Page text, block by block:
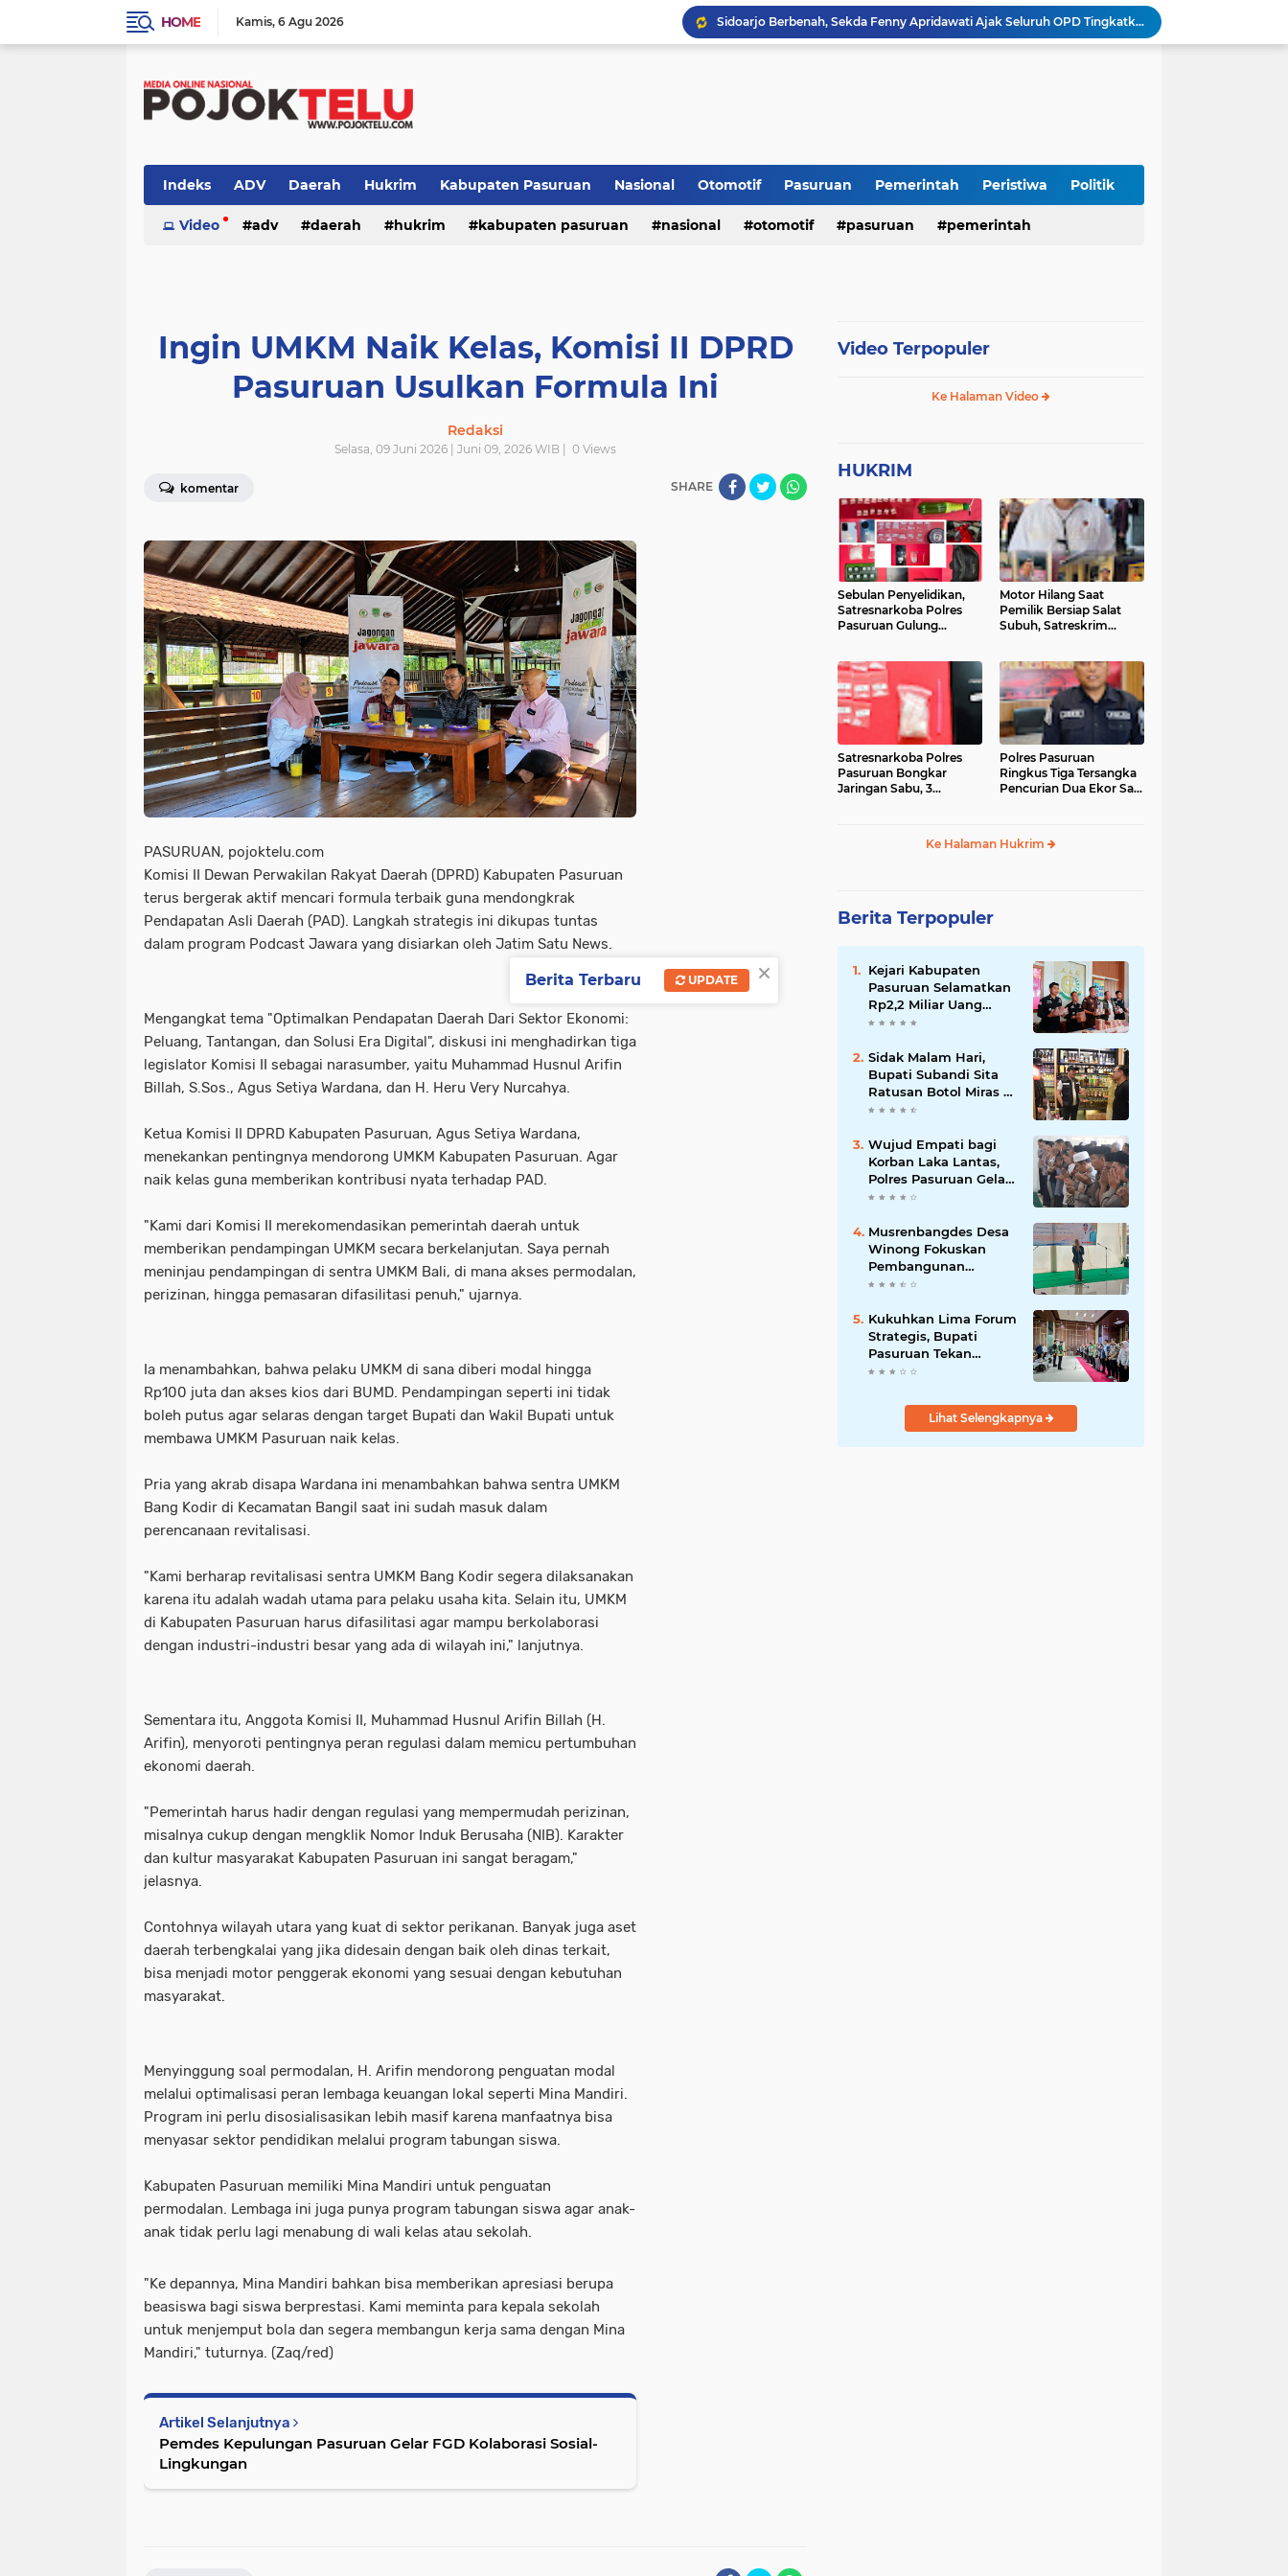
HOME Kamis 6 Agu 2026
Sidoarjo Berbenah, Sekda Fenny Apridawati Ajak Seluruh OPD Tingkatkan Akuntabilitas Publik
Wakil Bupati Sidoarjo Serahkan Kartu BPJS Ketenagakerjaan untuk Puluhan Ribu Pekerja Rentan
Perkuat Sinergi Keumatan, Pemkab Sidoarjo dan PDM Bahas Akselerasi Program Publik
Indeks ADV Daerah Hukrim Kabupaten Pasuruan Nasional Otomotif Pasuruan Pemerintah Peristiwa Politik
Sidoarjo TNI - POLRI TNI-POLRI
Video adv daerah hukrim kabupaten pasuruan nasional otomotif pasuruan pemerintah
Ingin UMKM Naik Kelas, Komisi II DPRD
Pasuruan Usulkan Formula Ini
Redaksi
Selasa, 09 Juni 2026 | Juni 09, 2026 WIB | 0 Views
komentar SHARE
PASURUAN, pojoktelu.com
Komisi II Dewan Perwakilan Rakyat Daerah (DPRD) Kabupaten Pasuruan
terus bergerak aktif mencari formula terbaik guna mendongkrak
Pendapatan Asli Daerah (PAD). Langkah strategis ini dikupas tuntas
dalam program Podcast Jawara yang disiarkan oleh Jatim Satu News.
Mengangkat tema "Optimalkan Pendapatan Daerah Dari Sektor Ekonomi:
Peluang, Tantangan, dan Solusi Era Digital", diskusi ini menghadirkan tiga
legislator Komisi II sebagai narasumber, yaitu Muhammad Husnul Arifin
Billah, S.Sos., Agus Setiya Wardana, dan H. Heru Very Nurcahya.
Ketua Komisi II DPRD Kabupaten Pasuruan, Agus Setiya Wardana,
menekankan pentingnya mendorong UMKM Kabupaten Pasuruan. Agar
naik kelas guna memberikan kontribusi nyata terhadap PAD.
"Kami dari Komisi II merekomendasikan pemerintah daerah untuk
memberikan pendampingan UMKM secara berkelanjutan. Saya pernah
meninjau pendampingan di sentra UMKM Bali, di mana akses permodalan,
perizinan, hingga pemasaran difasilitasi penuh," ujarnya.
Ia menambahkan, bahwa pelaku UMKM di sana diberi modal hingga
Rp100 juta dan akses kios dari BUMD. Pendampingan seperti ini tidak
boleh putus agar selaras dengan target Bupati dan Wakil Bupati untuk
membawa UMKM Pasuruan naik kelas.
Pria yang akrab disapa Wardana ini menambahkan bahwa sentra UMKM
Bang Kodir di Kecamatan Bangil saat ini sudah masuk dalam
perencanaan revitalisasi.
"Kami berharap revitalisasi sentra UMKM Bang Kodir segera dilaksanakan
karena itu adalah wadah utama para pelaku usaha kita. Selain itu, UMKM
di Kabupaten Pasuruan harus difasilitasi agar mampu berkolaborasi
dengan industri-industri besar yang ada di wilayah ini," lanjutnya.
Sementara itu, Anggota Komisi II, Muhammad Husnul Arifin Billah (H.
Arifin), menyoroti pentingnya peran regulasi dalam memicu pertumbuhan
ekonomi daerah.
"Pemerintah harus hadir dengan regulasi yang mempermudah perizinan,
misalnya cukup dengan mengklik Nomor Induk Berusaha (NIB). Karakter
dan kultur masyarakat Kabupaten Pasuruan ini sangat beragam,"
jelasnya.
Contohnya wilayah utara yang kuat di sektor perikanan. Banyak juga aset
daerah terbengkalai yang jika didesain dengan baik oleh dinas terkait,
bisa menjadi motor penggerak ekonomi yang sesuai dengan kebutuhan
masyarakat.
Menyinggung soal permodalan, H. Arifin mendorong penguatan modal
melalui optimalisasi peran lembaga keuangan lokal seperti Mina Mandiri.
Program ini perlu disosialisasikan lebih masif karena manfaatnya bisa
menyasar sektor pendidikan melalui program tabungan siswa.
Kabupaten Pasuruan memiliki Mina Mandiri untuk penguatan
permodalan. Lembaga ini juga punya program tabungan siswa agar anak-
anak tidak perlu lagi menabung di wali kelas atau sekolah.
"Ke depannya, Mina Mandiri bahkan bisa memberikan apresiasi berupa
beasiswa bagi siswa berprestasi. Kami meminta para kepala sekolah
untuk menjemput bola dan segera membangun kerja sama dengan Mina
Mandiri," tuturnya. (Zaq/red)
Artikel Selanjutnya
Pemdes Kepulungan Pasuruan Gelar FGD Kolaborasi Sosial-
Lingkungan
Video Terpopuler
Ke Halaman Video
HUKRIM
Sebulan Penyelidikan,
Satresnarkoba Polres
Pasuruan Gulung
Motor Hilang Saat
Pemilik Bersiap Salat
Subuh, Satreskrim
Satresnarkoba Polres
Pasuruan Bongkar
Jaringan Sabu, 3
Polres Pasuruan
Ringkus Tiga Tersangka
Pencurian Dua Ekor Sapi
Ke Halaman Hukrim
Berita Terpopuler
Kejari Kabupaten
Pasuruan Selamatkan
Rp2,2 Miliar Uang
Negara dari Korupsi
Sidak Malam Hari,
Bupati Subandi Sita
Ratusan Botol Miras di
Kawasan Perumahan
Wujud Empati bagi
Korban Laka Lantas,
Polres Pasuruan Gelar
Salat Ghaib dan Doa
Musrenbangdes Desa
Winong Fokuskan
Pembangunan
Berbasis Potensi Lokal,
Meski Dihantam
Efisiensi Anggaran
Kukuhkan Lima Forum
Strategis, Bupati
Pasuruan Tekan
Pentingnya Program
Lihat Selengkapnya
×
Berita Terbaru UPDATE